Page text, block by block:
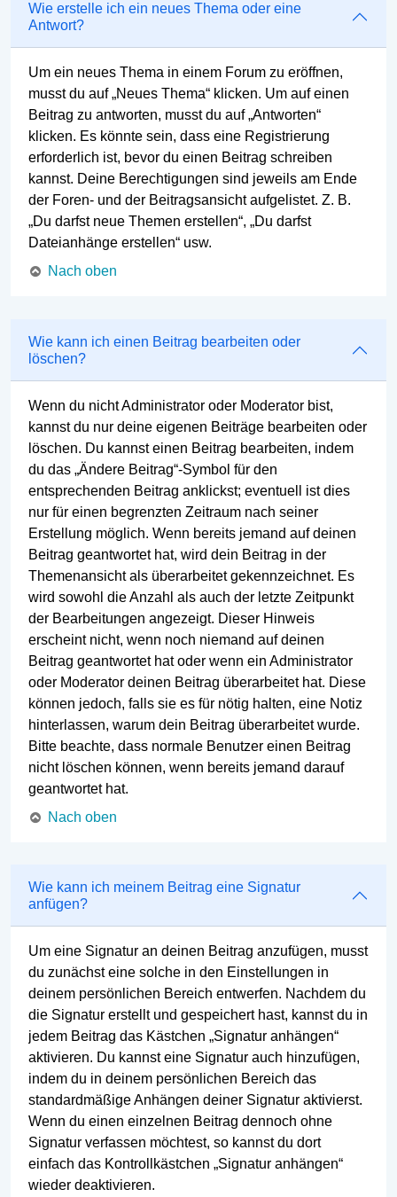
Wie erstelle ich ein neues Thema oder eine
Antwort?
Um ein neues Thema in einem Forum zu eröffnen,
musst du auf „Neues Thema“ klicken. Um auf einen
Beitrag zu antworten, musst du auf „Antworten“
klicken. Es könnte sein, dass eine Registrierung
erforderlich ist, bevor du einen Beitrag schreiben
kannst. Deine Berechtigungen sind jeweils am Ende
der Foren- und der Beitragsansicht aufgelistet. Z. B.
„Du darfst neue Themen erstellen“, „Du darfst
Dateianhänge erstellen“ usw.
Nach oben
Wie kann ich einen Beitrag bearbeiten oder
löschen?
Wenn du nicht Administrator oder Moderator bist,
kannst du nur deine eigenen Beiträge bearbeiten oder
löschen. Du kannst einen Beitrag bearbeiten, indem
du das „Ändere Beitrag“-Symbol für den
entsprechenden Beitrag anklickst; eventuell ist dies
nur für einen begrenzten Zeitraum nach seiner
Erstellung möglich. Wenn bereits jemand auf deinen
Beitrag geantwortet hat, wird dein Beitrag in der
Themenansicht als überarbeitet gekennzeichnet. Es
wird sowohl die Anzahl als auch der letzte Zeitpunkt
der Bearbeitungen angezeigt. Dieser Hinweis
erscheint nicht, wenn noch niemand auf deinen
Beitrag geantwortet hat oder wenn ein Administrator
oder Moderator deinen Beitrag überarbeitet hat. Diese
können jedoch, falls sie es für nötig halten, eine Notiz
hinterlassen, warum dein Beitrag überarbeitet wurde.
Bitte beachte, dass normale Benutzer einen Beitrag
nicht löschen können, wenn bereits jemand darauf
geantwortet hat.
Nach oben
Wie kann ich meinem Beitrag eine Signatur
anfügen?
Um eine Signatur an deinen Beitrag anzufügen, musst
du zunächst eine solche in den Einstellungen in
deinem persönlichen Bereich entwerfen. Nachdem du
die Signatur erstellt und gespeichert hast, kannst du in
jedem Beitrag das Kästchen „Signatur anhängen“
aktivieren. Du kannst eine Signatur auch hinzufügen,
indem du in deinem persönlichen Bereich das
standardmäßige Anhängen deiner Signatur aktivierst.
Wenn du einen einzelnen Beitrag dennoch ohne
Signatur verfassen möchtest, so kannst du dort
einfach das Kontrollkästchen „Signatur anhängen“
wieder deaktivieren.